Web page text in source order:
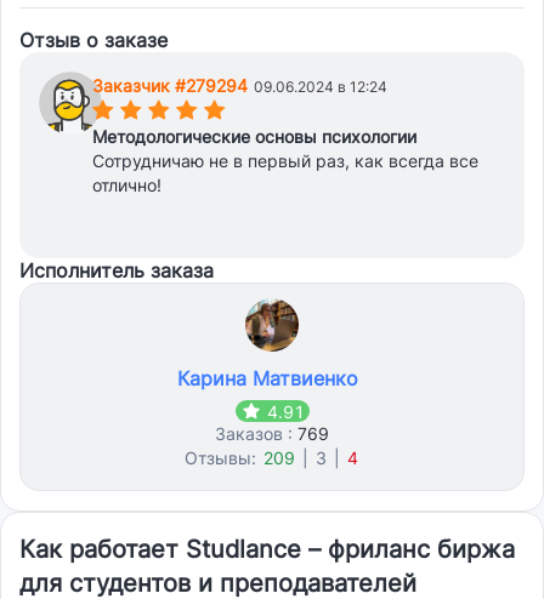
Отзыв о заказе
Заказчик #279294 09.06.2024 в 12:24
(*)(*)(*)(*)(*)
Методологические основы психологии
Сотрудничаю не в первый раз, как всегда все
отлично!
Исполнитель заказа
Карина Матвиенко
4.91
Заказов : 769
Отзывы: 209 3 4
Как работает Studlance – фриланс биржа
для студентов и преподавателей